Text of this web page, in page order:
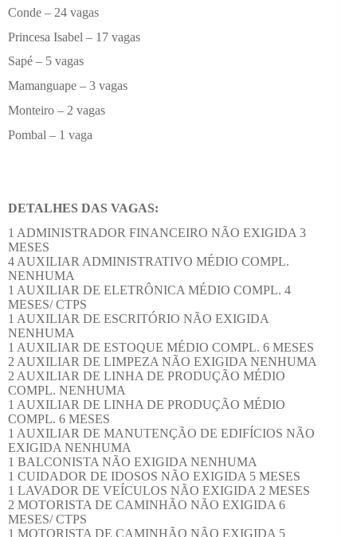
Conde – 24 vagas
Princesa Isabel – 17 vagas
Sapé – 5 vagas
Mamanguape – 3 vagas
Monteiro – 2 vagas
Pombal – 1 vaga
DETALHES DAS VAGAS:
1 ADMINISTRADOR FINANCEIRO NÃO EXIGIDA 3
MESES
4 AUXILIAR ADMINISTRATIVO MÉDIO COMPL.
NENHUMA
1 AUXILIAR DE ELETRÔNICA MÉDIO COMPL. 4
MESES/ CTPS
1 AUXILIAR DE ESCRITÓRIO NÃO EXIGIDA
NENHUMA
1 AUXILIAR DE ESTOQUE MÉDIO COMPL. 6 MESES
2 AUXILIAR DE LIMPEZA NÃO EXIGIDA NENHUMA
2 AUXILIAR DE LINHA DE PRODUÇÃO MÉDIO
COMPL. NENHUMA
1 AUXILIAR DE LINHA DE PRODUÇÃO MÉDIO
COMPL. 6 MESES
1 AUXILIAR DE MANUTENÇÃO DE EDIFÍCIOS NÃO
EXIGIDA NENHUMA
1 BALCONISTA NÃO EXIGIDA NENHUMA
1 CUIDADOR DE IDOSOS NÃO EXIGIDA 5 MESES
1 LAVADOR DE VEÍCULOS NÃO EXIGIDA 2 MESES
2 MOTORISTA DE CAMINHÃO NÃO EXIGIDA 6
MESES/ CTPS
1 MOTORISTA DE CAMINHÃO NÃO EXIGIDA 5